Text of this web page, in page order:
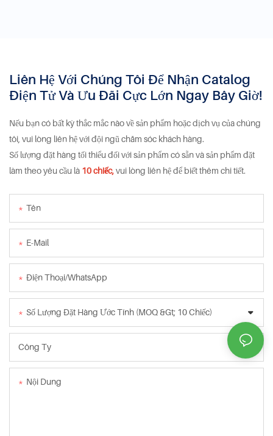
Liên Hệ Với Chúng Tôi Để Nhận Catalog
Điện Tử Và Ưu Đãi Cực Lớn Ngay Bây Giờ!
Nếu bạn có bất kỳ thắc mắc nào về sản phẩm hoặc dịch vụ của chúng
tôi, vui lòng liên hệ với đội ngũ chăm sóc khách hàng.
Số lượng đặt hàng tối thiểu đối với sản phẩm có sẵn và sản phẩm đặt
làm theo yêu cầu là 10 chiếc,vui lòng liên hệ để biết thêm chi tiết.
Tên
E-Mail
Điện Thoại/WhatsApp
Số Lượng Đặt Hàng Ước Tính (MOQ &gt; 10 Chiếc)
Công Ty
Nội Dung